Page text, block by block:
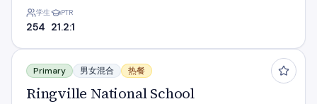
学生
254
PTR
21.2:1
Ringville National School
Primary 男女混合 热餐
Ringville National School